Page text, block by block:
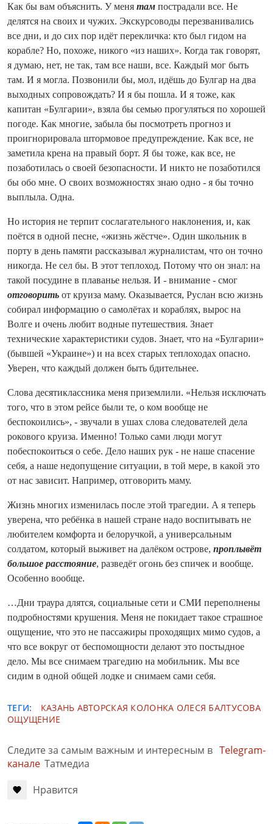
Как бы вам объяснить. У меня там пострадали все. Не
делятся на своих и чужих. Экскурсоводы перезванивались
все дни, и до сих пор идёт перекличка: кто был гидом на
корабле? Но, похоже, никого «из наших». Когда так говорят,
я думаю, нет, не так, там все наши, все. Каждый мог быть
там. И я могла. Позвонили бы, мол, идёшь до Булгар на два
выходных сопровождать? И я бы пошла. И я тоже, как
капитан «Булгарии», взяла бы семью прогуляться по хорошей
погоде. Как многие, забыла бы посмотреть прогноз и
проигнорировала штормовое предупреждение. Как все, не
заметила крена на правый борт. Я бы тоже, как все, не
позаботилась о своей безопасности. И никто не позаботился
бы обо мне. О своих возможностях знаю одно - я бы точно
выплыла. Одна.
Но история не терпит сослагательного наклонения, и, как
поётся в одной песне, «жизнь жёстче». Один школьник в
порту в день памяти рассказывал журналистам, что он точно
никогда. Не сел бы. В этот теплоход. Потому что он знал: на
такой посудине в плаванье нельзя. И - внимание - смог
отговорить от круиза маму. Оказывается, Руслан всю жизнь
собирал информацию о самолётах и кораблях, вырос на
Волге и очень любит водные путешествия. Знает
технические характеристики судов. Знает, что на «Булгарии»
(бывшей «Украине») и на всех старых теплоходах опасно.
Уверен, что каждый должен быть бдительнее.
Слова десятиклассника меня приземлили. «Нельзя исключать
того, что в этом рейсе были те, о ком вообще не
беспокоились», - звучали в ушах слова следователей дела
рокового круиза. Именно! Только сами люди могут
побеспокоиться о себе. Дело наших рук - не наше спасение
себя, а наше недопущение ситуации, в той мере, в какой это
от нас зависит. Например, отговорить маму.
Жизнь многих изменилась после этой трагедии. А я теперь
уверена, что ребёнка в нашей стране надо воспитывать не
любителем комфорта и белоручкой, а универсальным
солдатом, который выживет на далёком острове, проплывёт
большое расстояние, разведёт огонь без спичек и вообще.
Особенно вообще.
…Дни траура длятся, социальные сети и СМИ переполнены
подробностями крушения. Меня не покидает такое страшное
ощущение, что это не пассажиры проходящих мимо судов, а
что все вокруг от беспомощности делают это постыдное
дело. Мы все снимаем трагедию на мобильник. Мы все
сидим в одной общей лодке и снимаем сами себя.
ТЕГИ: КАЗАНЬ АВТОРСКАЯ КОЛОНКА ОЛЕСЯ БАЛТУСОВА
ОЩУЩЕНИЕ
Следите за самым важным и интересным в Telegram-
канале Татмедиа
Нравится